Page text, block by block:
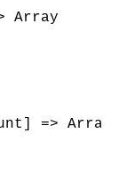
Array
=> Array